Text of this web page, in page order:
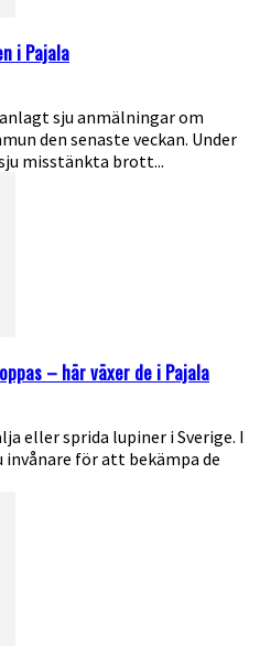
i Pajala
sju anmälningar om
den senaste veckan. Under
misstänkta brott...
– här växer de i Pajala
eller sprida lupiner i Sverige. I
för att bekämpa de